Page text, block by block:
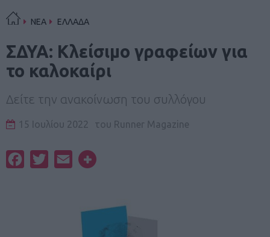
ΝΕΑ ΕΛΛΑΔΑ
ΣΔΥΑ: Κλείσιμο γραφείων για
το καλοκαίρι
Δείτε την ανακοίνωση του συλλόγου
15 Ιουλίου 2022 του Runner Magazine
FacebookTwitterEmail